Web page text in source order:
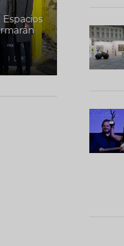
Espacios
JULIO 07,